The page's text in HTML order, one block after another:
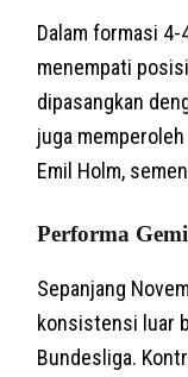
Dalam formasi
menempati
dipasangkan
juga
Emil Holm,
Performa
Sepanjang
konsistensi luar
Bundesliga.